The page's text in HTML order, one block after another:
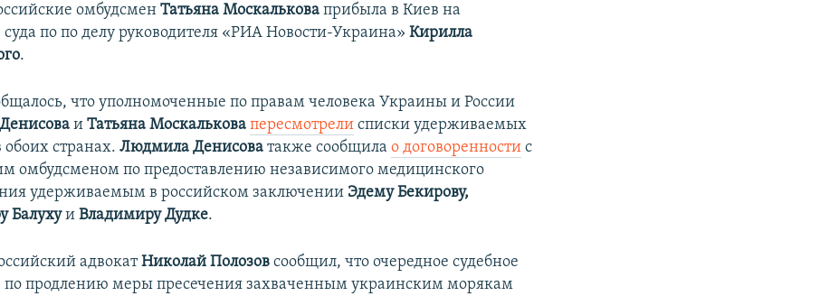
омбудсменТатьяна Москальковаприбыла в Киев на
суда по по делу руководителя «РИА Новости-Украина»Кирилла
.
что уполномоченные по правам человека Украины и России
иТатьяна Москалькова пересмотрели списки удерживаемых
странах. Людмила Денисоватакже сообщилао договоренности с
омбудсменом по предоставлению независимого медицинского
удерживаемым в российском заключении Эдему Бекирову,
БалухуиВладимиру Дудке.
адвокатНиколай Полозов сообщил, что очередное судебное
по продлению меры пресечения захваченным украинским морякам